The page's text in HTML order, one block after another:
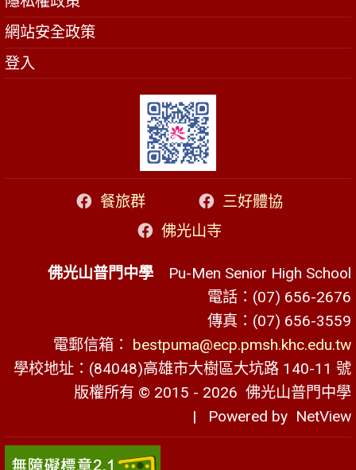
網站安全政策
登入
餐旅群
三好體協
佛光山寺
佛光山普門中學 Pu-Men Senior High School
電話：(07) 656-2676
傳真：(07) 656-3559
電郵信箱： bestpuma@ecp.pmsh.khc.edu.tw
學校地址：(84048)高雄市大樹區大坑路 140-11 號
版權所有 © 2015 - 2026 佛光山普門中學
| Powered by NetView